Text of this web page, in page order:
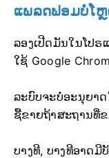
ແພລດຟອມບໍ່ໂ
ລອງເປີດມັນໃນໂປ
ໃຊ້ Google
ລະບົບຈະບໍ່ອະນຸຍາ
ຊື້ຂາຍຖ້າສະຖານທີ່
ບາງທີ, ບາງທີອາດ